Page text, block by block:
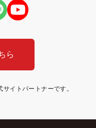
ら
イトパートナーです。